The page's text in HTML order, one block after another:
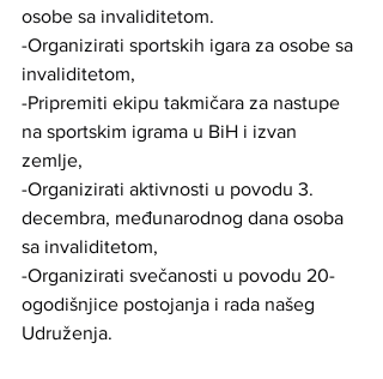
osobe sa invaliditetom.
-Organizirati sportskih igara za osobe sa
invaliditetom,
-Pripremiti ekipu takmičara za nastupe
na sportskim igrama u BiH i izvan
zemlje,
-Organizirati aktivnosti u povodu 3.
decembra, međunarodnog dana osoba
sa invaliditetom,
-Organizirati svečanosti u povodu 20-
ogodišnjice postojanja i rada našeg
Udruženja.